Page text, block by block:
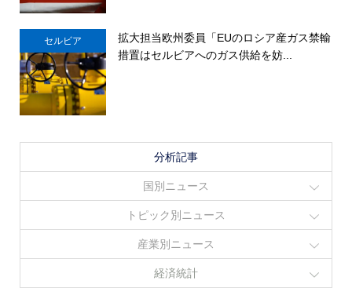
セルビア
拡大担当欧州委員「EUのロシア産ガス禁輸
措置はセルビアへのガス供給を妨...
分析記事
国別ニュース
トピック別ニュース
産業別ニュース
経済統計